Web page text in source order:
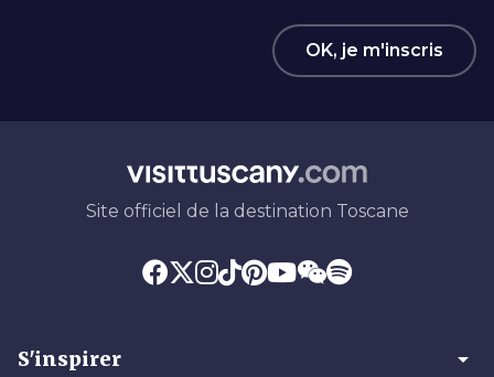
OK, je m'inscris
Site officiel de la destination Toscane
S'inspirer arrow_drop_down